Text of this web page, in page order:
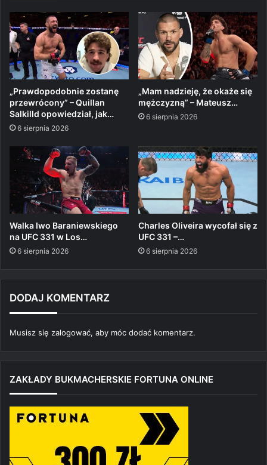
„Prawdopodobnie zostanę
przewrócony” – Quillan
Salkilld opowiedział, jak…
6 sierpnia 2026
„Mam nadzieję, że okaże się
mężczyzną” – Mateusz…
6 sierpnia 2026
Walka Iwo Baraniewskiego
na UFC 331 w Los…
6 sierpnia 2026
Charles Oliveira wycofał się z
UFC 331 –…
6 sierpnia 2026
DODAJ KOMENTARZ
Musisz się zalogować, aby móc dodać komentarz.
ZAKŁADY BUKMACHERSKIE FORTUNA ONLINE